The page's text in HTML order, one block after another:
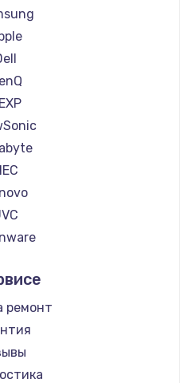
Titan Army
iFFALCON
Dahua
ремонт